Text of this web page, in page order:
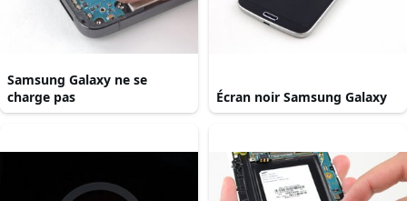
Samsung Galaxy ne se
charge pas
Écran noir Samsung Galaxy